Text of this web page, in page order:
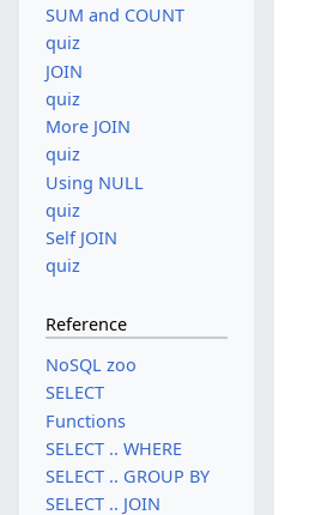
SUM and COUNT
quiz
JOIN
quiz
More JOIN
quiz
Using NULL
quiz
Self JOIN
quiz
Reference
NoSQL zoo
SELECT
Functions
SELECT .. WHERE
SELECT .. GROUP BY
SELECT .. JOIN